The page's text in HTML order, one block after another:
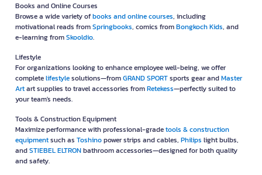
Books and Online Courses
Browse a wide variety ofbooks and online courses, including
motivational reads fromSpringbooks, comics fromBongkoch Kids, and
e-learning fromSkooldio.
Lifestyle
For organizations looking to enhance employee well-being, we offer
completelifestylesolutions—fromGRAND SPORTsports gear andMaster
Artart supplies to travel accessories fromRetekess—perfectly suited to
your team's needs.
Tools & Construction Equipment
Maximize performance with professional-gradetools & construction
equipmentsuch as Toshinopower strips and cables, Philips light bulbs,
andSTIEBEL ELTRONbathroom accessories—designed for both quality
and safety.